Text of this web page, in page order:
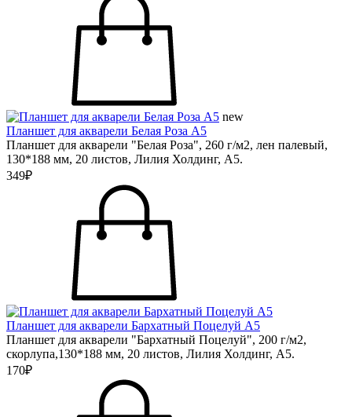
new
Планшет для акварели Белая Роза А5
Планшет для акварели "Белая Роза", 260 г/м2, лен палевый,
130*188 мм, 20 листов, Лилия Холдинг, А5.
349₽
Планшет для акварели Бархатный Поцелуй А5
Планшет для акварели "Бархатный Поцелуй", 200 г/м2,
скорлупа,130*188 мм, 20 листов, Лилия Холдинг, А5.
170₽